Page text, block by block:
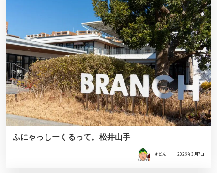
ふにゃっしーくるって。松井山手
すどん 2025年3月7日